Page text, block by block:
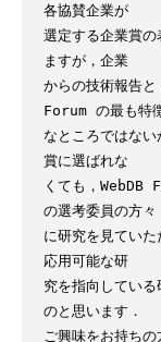
各協賛企業が
選定する企業賞の
ますが，企業
からの技術報告と
Forum の最も特
なところではな
賞に選ばれな
くても，WebDB
の選考委員の方々
に研究を見てい
応用可能な研
究を指向してい
のと思います．
ご興味をお持ち